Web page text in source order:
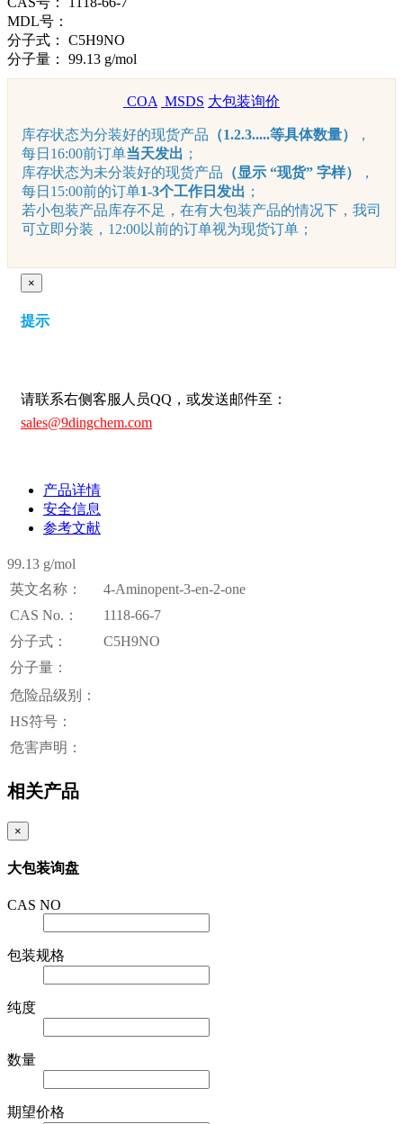
MDL号：
分子式：
C5H9NO
分子量：
99.13 g/mol
COA MSDS 大包装询价
库存状态为分装好的现货产品 （1.2.3.....等具体数量）
，
每日16:00前订单当天发出 ；
库存状态为未分装好的现货产品 （显示 “现货” 字样）
，
每日15:00前的订单1-3个工作日发出 ；
若小包装产品库存不足，在有大包装产品的情况下，我司
可立即分装，12:00以前的订单视为现货订单；
×
提示
请联系右侧客服人员QQ，或发送邮件至：
sales@9dingchem.com
产品详情
安全信息
参考文献
99.13 g/mol
英文名称：
4-Aminopent-3-en-2-one
CAS No.：
1118-66-7
分子式：
C5H9NO
分子量：
危险品级别：
HS符号：
危害声明：
相关产品
×
大包装询盘
CAS NO
包装规格
纯度
数量
期望价格